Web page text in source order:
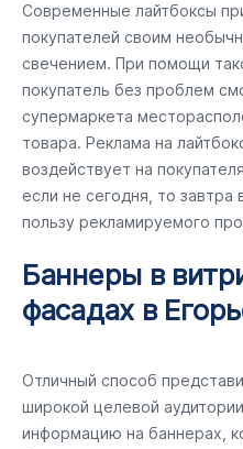
Современные лайтбоксы
покупателей своим
свечением. При помощи
покупатель без проблем
супермаркета
товара. Реклама на
воздействует на
если не сегодня, то
пользу рекламируемого
Баннеры в
фасадах в
Отличный способ
широкой целевой
информацию на баннерах,